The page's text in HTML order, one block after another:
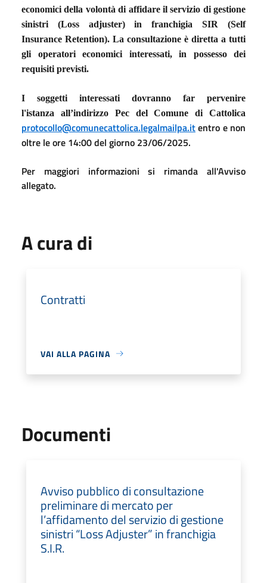
economici della volontà di affidare ilservizio digestione
sinistri (Loss adjuster) in franchigia SIR (Self
Insurance Retention). La consultazione è diretta a tutti
gli operatori economici interessati, in possesso dei
requisiti previsti.
I soggetti interessati dovranno far pervenire
l'istanza all’indirizzo Pec del Comune di Cattolica
protocollo@comunecattolica.legalmailpa.itentro e non
oltre le ore 14:00 del giorno 23/06/2025.
Per maggiori informazioni si rimanda all'Avviso
allegato.
A cura di
Contratti
VAI ALLA PAGINA
Documenti
Avviso pubblico di consultazione
preliminare di mercato per
l’affidamento del servizio di gestione
sinistri “Loss Adjuster” in franchigia
S.I.R.